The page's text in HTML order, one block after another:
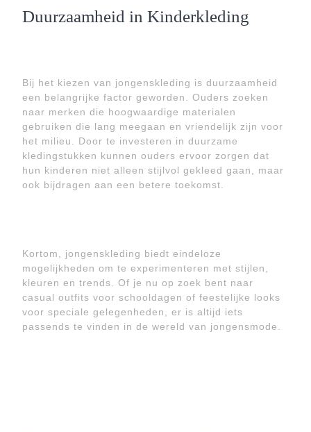
Duurzaamheid in Kinderkleding
Bij het kiezen van jongenskleding is duurzaamheid
een belangrijke factor geworden. Ouders zoeken
naar merken die hoogwaardige materialen
gebruiken die lang meegaan en vriendelijk zijn voor
het milieu. Door te investeren in duurzame
kledingstukken kunnen ouders ervoor zorgen dat
hun kinderen niet alleen stijlvol gekleed gaan, maar
ook bijdragen aan een betere toekomst.
Kortom, jongenskleding biedt eindeloze
mogelijkheden om te experimenteren met stijlen,
kleuren en trends. Of je nu op zoek bent naar
casual outfits voor schooldagen of feestelijke looks
voor speciale gelegenheden, er is altijd iets
passends te vinden in de wereld van jongensmode.